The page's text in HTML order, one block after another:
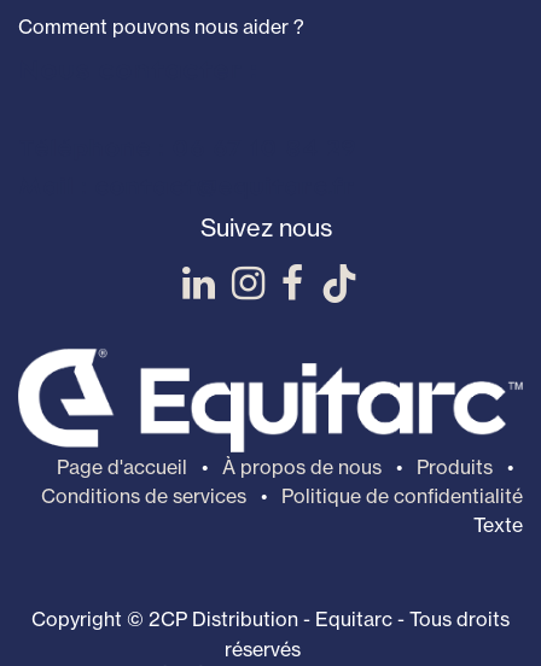
Comment pouvons nous aider ?
Suivez nous
Page d'accueil • À propos de nous • Produits •
Conditions de services •
Politique de confidentialité
Texte
Copyright © 2CP Distribution - Equitarc - Tous droits
réservés